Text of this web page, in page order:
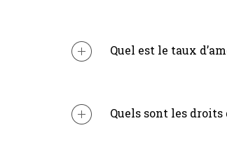
Quel est le taux
Quels sont les